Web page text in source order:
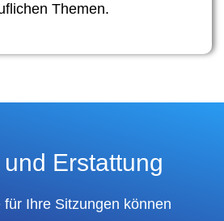
Themen.
Erstattung
für Ihre Sitzungen können